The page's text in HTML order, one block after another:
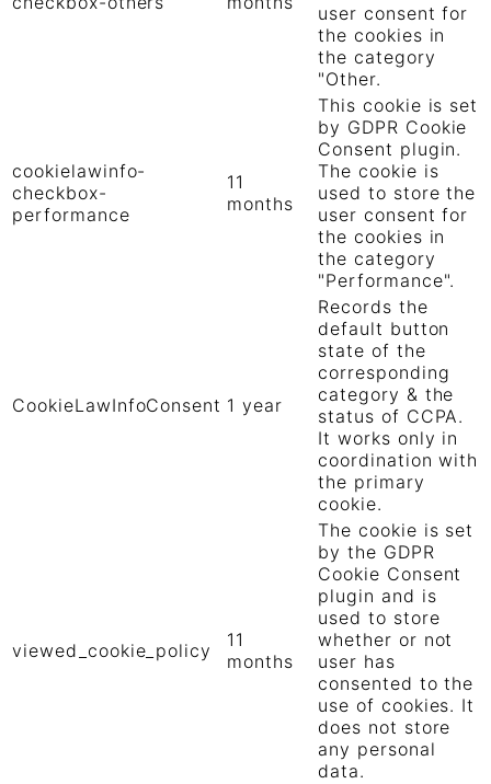
user consent for
the cookies in
the category
"Other.
cookielawinfo-
checkbox-
performance
11
months
This cookie is set
by GDPR Cookie
Consent plugin.
The cookie is
used to store the
user consent for
the cookies in
the category
"Performance".
CookieLawInfoConsent 1 year
Records the
default button
state of the
corresponding
category & the
status of CCPA.
It works only in
coordination with
the primary
cookie.
viewed_cookie_policy
11
months
The cookie is set
by the GDPR
Cookie Consent
plugin and is
used to store
whether or not
user has
consented to the
use of cookies. It
does not store
any personal
data.